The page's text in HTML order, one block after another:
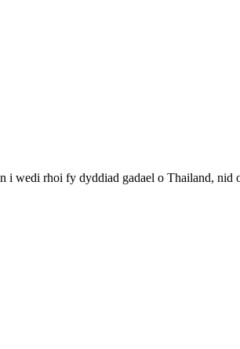
rhoi fy dyddiad gadael o Thailand,